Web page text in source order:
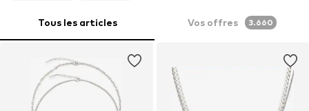
Tous les articles Vos offres 3.660